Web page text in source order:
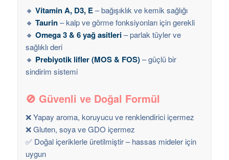
🔸 Vitamin A, D3, E– bağışıklık ve kemik sağlığı
🔸 Taurin– kalp ve görme fonksiyonları için gerekli
🔸 Omega 3 & 6 yağ asitleri– parlak tüyler ve
sağlıklı deri
🔸 Prebiyotik lifler (MOS & FOS)– güçlü bir
sindirim sistemi
🚫 Güvenli ve Doğal Formül
❌ Yapay aroma, koruyucu ve renklendirici içermez
❌ Gluten, soya ve GDO içermez
✅ Doğal içeriklerle üretilmiştir – hassas mideler için
uygun